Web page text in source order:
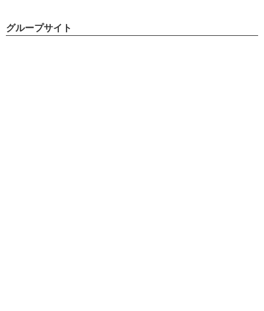
グループサイト